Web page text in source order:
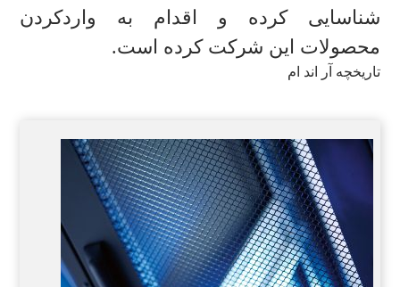
شناسایی کرده و اقدام به واردکردن
محصولات این شرکت کرده است.
تاریخچه آر اند ام